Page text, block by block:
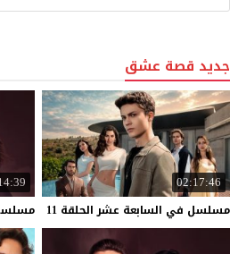
جديد قصة عشق
02:17:46
مسلسل في السابعة عشر الحلقة 11